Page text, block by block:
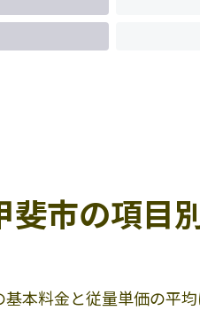
斐市の項目
本料金と従量単価の平均